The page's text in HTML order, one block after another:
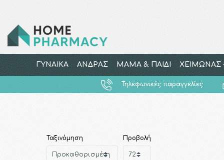
ΓΥΝΑΙΚΑ ΑΝΔΡΑΣ ΜΑΜΑ & ΠΑΙΔΙ ΧΕΙΜΩΝΑΣ
Τηλεφωνικές παραγγελίες
Ταξινόμηση Προβολή